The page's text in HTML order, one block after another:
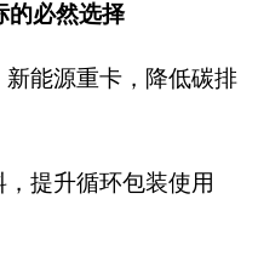
的必然选择
能源重卡，降低碳排
提升循环包装使用